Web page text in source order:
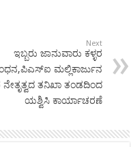
Next
ಇಬ್ಬರು ಜಾನುವಾರು ಕಳ್ಳರ
ಮಲ್ಲಿಕಾರ್ಜುನ
ತನಿಖಾ ತಂಡದಿಂದ
ಯಶ್ವಿಸಿ ಕಾರ್ಯಾಚರಣೆ